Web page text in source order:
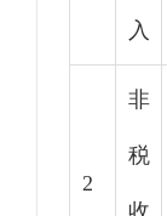
入
2
非
税